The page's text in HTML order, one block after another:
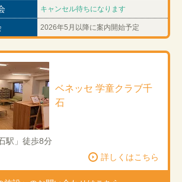
キャンセル待ちになります
2026年5月以降に案内開始予定
ベネッセ 学童クラブ千
石
駅」徒歩8分
詳しくはこちら